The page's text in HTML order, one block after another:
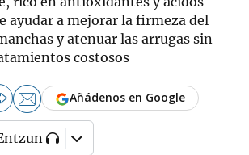
ayudar a mejorar la firmeza del
y atenuar las arrugas sin
costosos
Añádenos en Google